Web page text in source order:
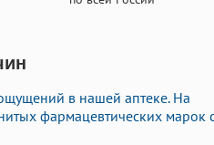
в нашей аптеке. На
фармацевтических марок